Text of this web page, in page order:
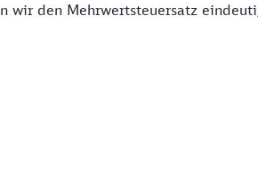
wir den Mehrwertsteuersatz